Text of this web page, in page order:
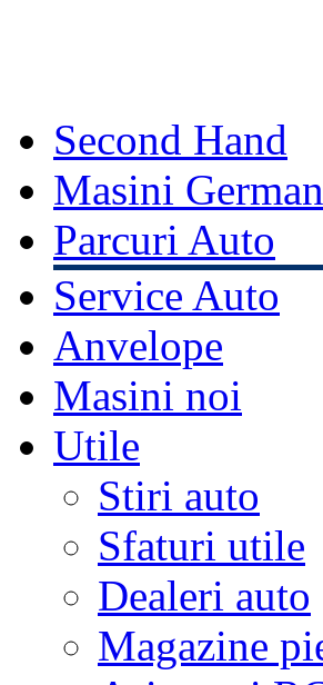
Second Hand
Masini
Parcuri Auto
Service Auto
Anvelope
Masini noi
Utile
Stiri auto
Sfaturi utile
Dealeri auto
Magazine